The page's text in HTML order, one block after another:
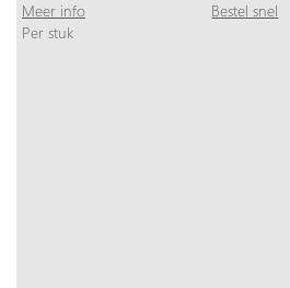
Meer info Bestel snel
Per stuk